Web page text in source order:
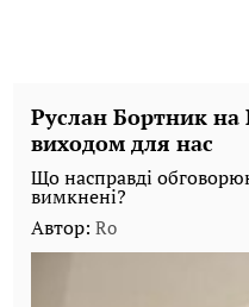
Руслан Бортник на
виходом для нас
Що насправді
вимкнені?
Автор: Ro